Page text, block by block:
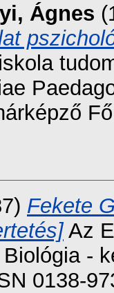
Ágnes
Fekete
Az
-
0138-